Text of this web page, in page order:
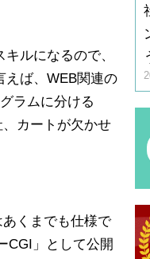
ルになるので、
えば、WEB関連の
ラムに分ける
カートが欠かせ
くまでも仕様で
CGI」として公開